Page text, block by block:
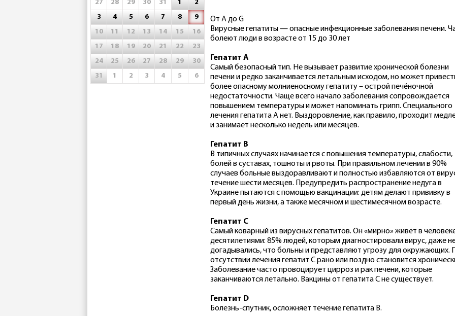
27
28 29 30 31 1
2
3
4 5 6 7 8
9
10
11 12 13 14 15
16
17
18 19 20 21 22
23
24
25 26 27 28 29
30
31
1 2 3 4 5 6
От A до G
Вирусные гепатиты — опасные инфекционные заболевания печени.
болеют люди в возрасте от 15 до 30 лет
Гепатит А
Самый безопасный тип. Не вызывает развитие хронической болезни
печени и редко заканчивается летальным исходом, но может
более опасному молниеносному гепатиту – острой печёночной
недостаточности. Чаще всего начало заболевания сопровождается
повышением температуры и может напоминать грипп. Специального
лечения гепатита А нет. Выздоровление, как правило, проходит
и занимает несколько недель или месяцев.
Гепатит В
В типичных случаях начинается с повышения температуры, слабости,
болей в суставах, тошноты и рвоты. При правильном лечении в 90%
случаев больные выздоравливают и полностью избавляются от
течение шести месяцев. Предупредить распространение недуга в
Украине пытаются с помощью вакцинации: детям делают прививку в
первый день жизни, а также месячном и шестимесячном возрасте.
Гепатит С
Самый коварный из вирусных гепатитов. Он «мирно» живёт в
десятилетиями: 85% людей, которым диагностировали вирус, даже
догадывались, что больны и представляют угрозу для окружающих.
отсутствии лечения гепатит С рано или поздно становится
Заболевание часто провоцирует цирроз и рак печени, которые
заканчиваются летально. Вакцины от гепатита С не существует.
Гепатит D
Болезнь-спутник, осложняет течение гепатита B.